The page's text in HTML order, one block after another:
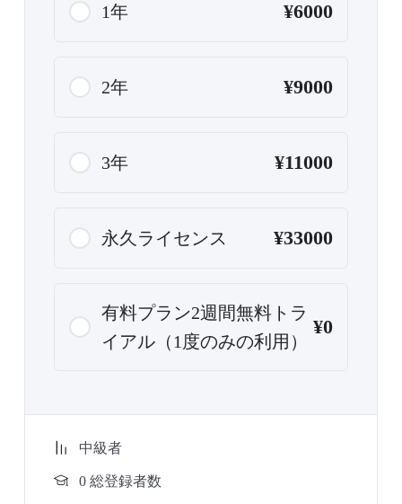
1年 ¥6000
2年 ¥9000
3年 ¥11000
永久ライセンス ¥33000
有料プラン2週間無料トラ
イアル（1度のみの利用）
¥0
中級者
0 総登録者数